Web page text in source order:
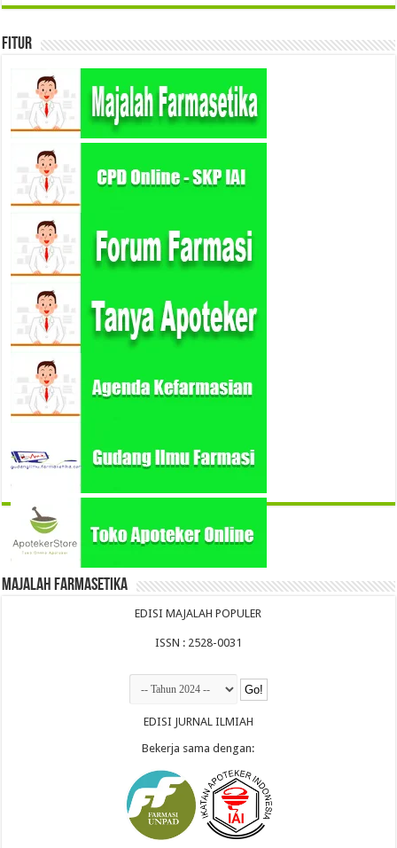
Fitur
Majalah Farmasetika
EDISI MAJALAH POPULER
ISSN : 2528-0031
EDISI JURNAL ILMIAH
Bekerja sama dengan: